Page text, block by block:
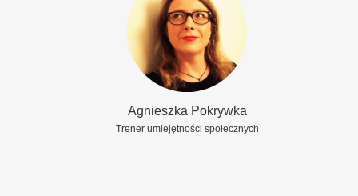
Agnieszka Pokrywka
Trener umiejętności społecznych